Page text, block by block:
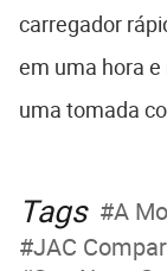
carregador
em uma hora
uma tomada
Tags A
JAC